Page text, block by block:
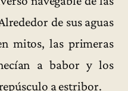
de sus aguas
mitos, las primeras
a babor y los
a estribor.